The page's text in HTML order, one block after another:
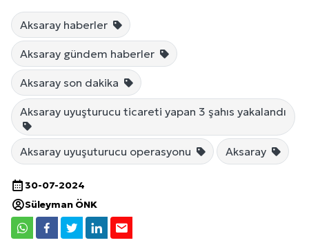
Aksaray haberler
Aksaray gündem haberler
Aksaray son dakika
Aksaray uyuşturucu ticareti yapan 3 şahıs yakalandı
Aksaray uyuşuturucu operasyonu Aksaray
30-07-2024
Süleyman ÖNK